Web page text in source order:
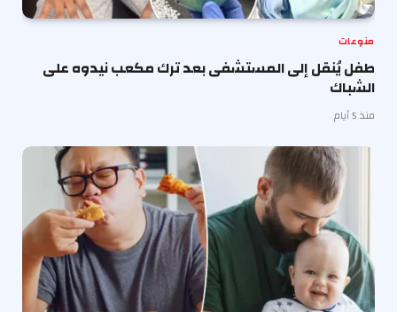
منوعات
طفل يُنقل إلى المستشفى بعد ترك مكعب نيدوه على
الشباك
منذ 5 أيام